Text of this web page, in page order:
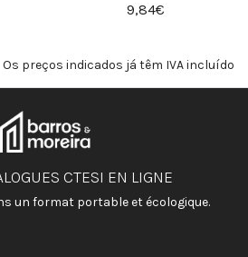
9,84€
Os preços indicados já têm IVA incluído
CTESI EN LIGNE
un format portable et écologique.